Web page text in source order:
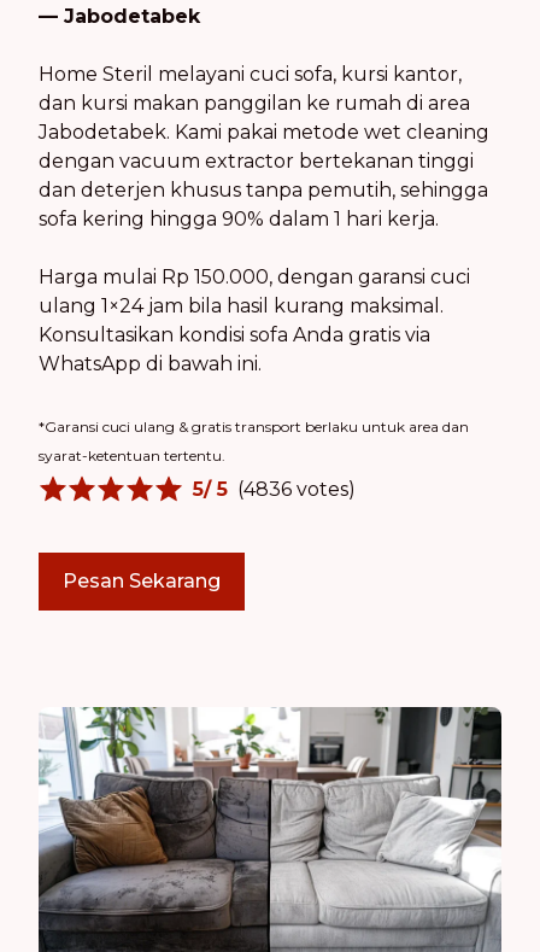
— Jabodetabek
Home Steril melayani cuci sofa, kursi kantor,
dan kursi makan panggilan ke rumah di area
Jabodetabek. Kami pakai metode wet cleaning
dengan vacuum extractor bertekanan tinggi
dan deterjen khusus tanpa pemutih, sehingga
sofa kering hingga 90% dalam 1 hari kerja.
Harga mulai Rp 150.000, dengan garansi cuci
ulang 1×24 jam bila hasil kurang maksimal.
Konsultasikan kondisi sofa Anda gratis via
WhatsApp di bawah ini.
*Garansi cuci ulang & gratis transport berlaku untuk area dan
syarat-ketentuan tertentu.
5/ 5 (4836 votes)
Pesan Sekarang